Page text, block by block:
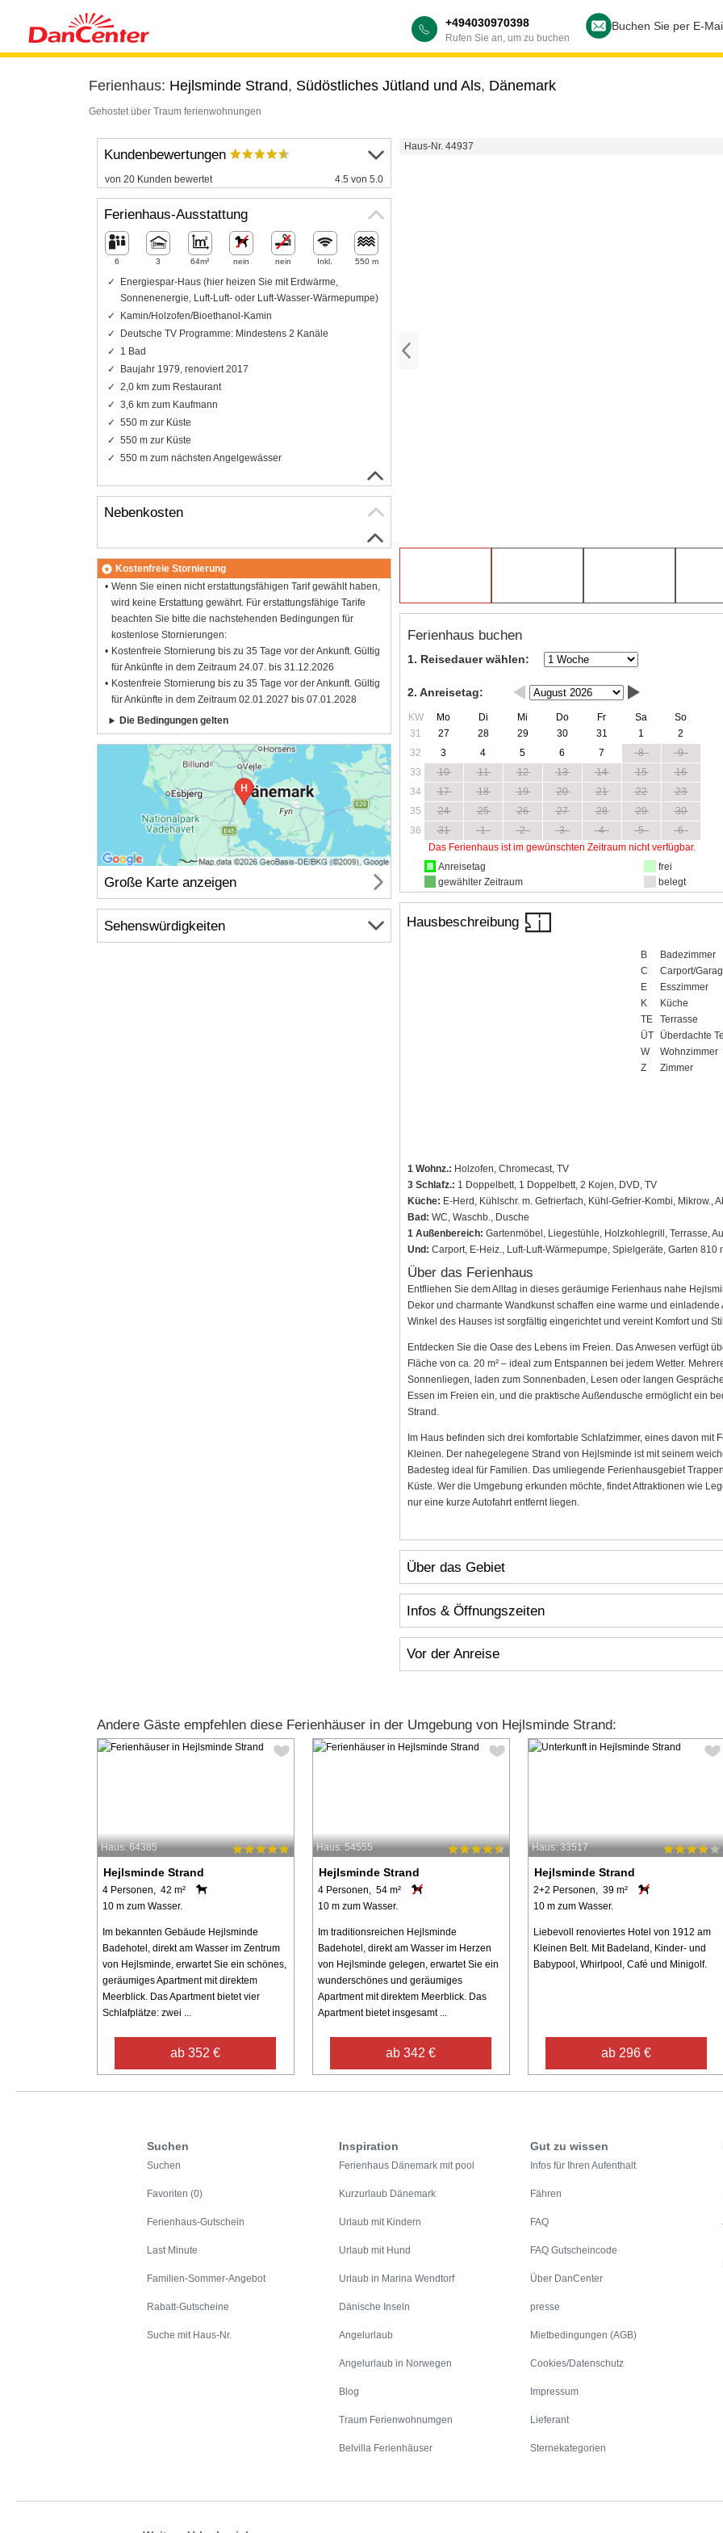
+494030970398
Rufen Sie an, um zu buchen
Buchen Sie per E-
Ferienhaus: Hejlsminde Strand, Südöstliches Jütland und Als, Dänemark
Gehostet über Traum ferienwohnungen
Haus-Nr. 44937
Ferienhaus buchen
1. Reisedauer wählen:
2. Anreisetag:
KW Mo Di Mi Do Fr Sa
So
31
27 28 29 30 31 1
2
32
3 4 5 6 7 8
9
33
10 11 12 13 14 15
16
34
17 18 19 20 21 22
23
35
24 25 26 27 28 29
30
36
31 1 2 3 4 5
6
Das Ferienhaus ist im gewünschten Zeitraum nicht verfügbar.
Anreisetag
gewählter Zeitraum
frei
belegt
Hausbeschreibung
B
Badezimmer
C
Carport/
E
Esszimmer
K
Küche
TE
Terrasse
ÜT
Überdachte
W
Wohnzimmer
Z
Zimmer
1 Wohnz.: Holzofen, Chromecast, TV
3 Schlafz.: 1 Doppelbett, 1 Doppelbett, 2 Kojen, DVD, TV
Küche: E-Herd, Kühlschr. m. Gefrierfach, Kühl-Gefrier-Kombi, Mikrow.,
Bad: WC, Waschb., Dusche
1 Außenbereich: Gartenmöbel, Liegestühle, Holzkohlegrill, Terrasse,
Und: Carport, E-Heiz., Luft-Luft-Wärmepumpe, Spielgeräte, Garten 810
Über das Ferienhaus
Entfliehen Sie dem Alltag in dieses geräumige Ferienhaus nahe
Dekor und charmante Wandkunst schaffen eine warme und
Winkel des Hauses ist sorgfältig eingerichtet und vereint Komfort und
Entdecken Sie die Oase des Lebens im Freien. Das Anwesen verfügt
Fläche von ca. 20 m² – ideal zum Entspannen bei jedem Wetter.
Sonnenliegen, laden zum Sonnenbaden, Lesen oder langen
Essen im Freien ein, und die praktische Außendusche ermöglicht ein
Strand.
Im Haus befinden sich drei komfortable Schlafzimmer, eines davon mit
Kleinen. Der nahegelegene Strand von Hejlsminde ist mit seinem
Badesteg ideal für Familien. Das umliegende Ferienhausgebiet
Küste. Wer die Umgebung erkunden möchte, findet Attraktionen wie
nur eine kurze Autofahrt entfernt liegen.
Über das Gebiet
Infos & Öffnungszeiten
Vor der Anreise
Kundenbewertungen
von 20 Kunden bewertet 4.5 von 5.0
Ferienhaus-Ausstattung
6 3 64m² nein nein Inkl. 550 m
Energiespar-Haus (hier heizen Sie mit Erdwärme,
Sonnenenergie, Luft-Luft- oder Luft-Wasser-Wärmepumpe)
Kamin/Holzofen/Bioethanol-Kamin
Deutsche TV Programme: Mindestens 2 Kanäle
1 Bad
Baujahr 1979, renoviert 2017
2,0 km zum Restaurant
3,6 km zum Kaufmann
550 m zur Küste
550 m zur Küste
550 m zum nächsten Angelgewässer
Nebenkosten
Kostenfreie Stornierung
Wenn Sie einen nicht erstattungsfähigen Tarif gewählt haben,
wird keine Erstattung gewährt. Für erstattungsfähige Tarife
beachten Sie bitte die nachstehenden Bedingungen für
kostenlose Stornierungen:
Kostenfreie Stornierung bis zu 35 Tage vor der Ankunft. Gültig
für Ankünfte in dem Zeitraum 24.07. bis 31.12.2026
Kostenfreie Stornierung bis zu 35 Tage vor der Ankunft. Gültig
für Ankünfte in dem Zeitraum 02.01.2027 bis 07.01.2028
Die Bedingungen gelten
Große Karte anzeigen
Sehenswürdigkeiten
Andere Gäste empfehlen diese Ferienhäuser in der Umgebung von Hejlsminde Strand:
Haus: 64385
Hejlsminde Strand
4 Personen, 42 m²
10 m zum Wasser.
Im bekannten Gebäude Hejlsminde
Badehotel, direkt am Wasser im Zentrum
von Hejlsminde, erwartet Sie ein schönes,
geräumiges Apartment mit direktem
Meerblick. Das Apartment bietet vier
Schlafplätze: zwei ...
ab 352 €
Haus: 54555
Hejlsminde Strand
4 Personen, 54 m²
10 m zum Wasser.
Im traditionsreichen Hejlsminde
Badehotel, direkt am Wasser im Herzen
von Hejlsminde gelegen, erwartet Sie ein
wunderschönes und geräumiges
Apartment mit direktem Meerblick. Das
Apartment bietet insgesamt ...
ab 342 €
Haus: 33517
Hejlsminde Strand
2+2 Personen, 39 m²
10 m zum Wasser.
Liebevoll renoviertes Hotel von 1912 am
Kleinen Belt. Mit Badeland, Kinder- und
Babypool, Whirlpool, Café und Minigolf.
ab 296 €
Suchen
Suchen
Favoriten (0)
Ferienhaus-Gutschein
Last Minute
Familien-Sommer-Angebot
Rabatt-Gutscheine
Suche mit Haus-Nr.
Inspiration
Ferienhaus Dänemark mit pool
Kurzurlaub Dänemark
Urlaub mit Kindern
Urlaub mit Hund
Urlaub in Marina Wendtorf
Dänische Inseln
Angelurlaub
Angelurlaub in Norwegen
Blog
Traum Ferienwohnumgen
Belvilla Ferienhäuser
Gut zu wissen
Infos für Ihren Aufenthalt
Fähren
FAQ
FAQ Gutscheincode
Über DanCenter
presse
Mietbedingungen (AGB)
Cookies/Datenschutz
Impressum
Lieferant
Sternekategorien